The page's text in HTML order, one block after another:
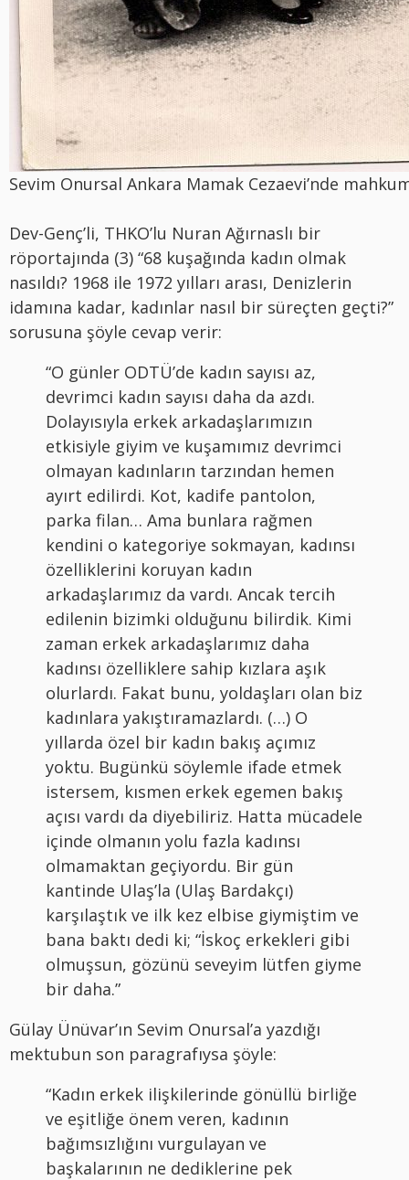
Sevim Onursal Ankara Mamak Cezaevi’nde
Dev-Genç’li, THKO’lu Nuran Ağırnaslı bir
röportajında (3) “68 kuşağında kadın olmak
nasıldı? 1968 ile 1972 yılları arası, Denizlerin
idamına kadar, kadınlar nasıl bir süreçten geçti?”
sorusuna şöyle cevap verir:
“O günler ODTÜ’de kadın sayısı az,
devrimci kadın sayısı daha da azdı.
Dolayısıyla erkek arkadaşlarımızın
etkisiyle giyim ve kuşamımız devrimci
olmayan kadınların tarzından hemen
ayırt edilirdi. Kot, kadife pantolon,
parka filan… Ama bunlara rağmen
kendini o kategoriye sokmayan, kadınsı
özelliklerini koruyan kadın
arkadaşlarımız da vardı. Ancak tercih
edilenin bizimki olduğunu bilirdik. Kimi
zaman erkek arkadaşlarımız daha
kadınsı özelliklere sahip kızlara aşık
olurlardı. Fakat bunu, yoldaşları olan biz
kadınlara yakıştıramazlardı. (…) O
yıllarda özel bir kadın bakış açımız
yoktu. Bugünkü söylemle ifade etmek
istersem, kısmen erkek egemen bakış
açısı vardı da diyebiliriz. Hatta mücadele
içinde olmanın yolu fazla kadınsı
olmamaktan geçiyordu. Bir gün
kantinde Ulaş’la (Ulaş Bardakçı)
karşılaştık ve ilk kez elbise giymiştim ve
bana baktı dedi ki; “İskoç erkekleri gibi
olmuşsun, gözünü seveyim lütfen giyme
bir daha.”
Gülay Ünüvar’ın Sevim Onursal’a yazdığı
mektubun son paragrafıysa şöyle:
“Kadın erkek ilişkilerinde gönüllü birliğe
ve eşitliğe önem veren, kadının
bağımsızlığını vurgulayan ve
başkalarının ne dediklerine pek